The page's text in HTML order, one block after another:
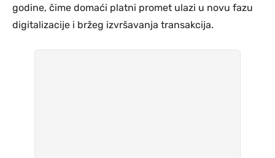
godine, čime domaći platni promet ulazi u novu fazu
digitalizacije i bržeg izvršavanja transakcija.